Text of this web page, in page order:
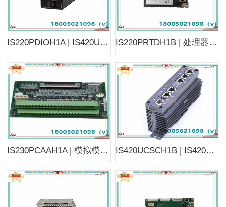
IS220PDIOH1A | IS420UCSBH1A | I/O 包模块 | 可确保数据的准确采集和传输 IS220PRTDH1B | 处理器板 | 双 RJ45 以太网连接器用于输出
IS230PCAAH1A | 模拟模块 | 提供大量必要的模拟信号 IS420UCSCH1B | IS420UCSBH4A | 控制器 | 用于 Predix 连接